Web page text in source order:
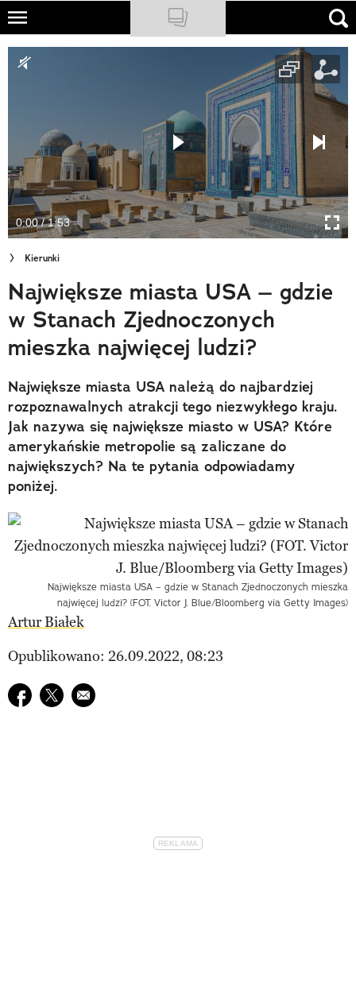
Skip
main
NATIONAL GEOGRAPHIC
Sklep
Newsletter
Cuda Polski
Wielki Konkurs Fotograficzny
Trendbook Podróżniczy
Polecane
0:00 / 1:53
Kierunki
Największe miasta USA – gdzie
w Stanach Zjednoczonych
mieszka najwięcej ludzi?
Największe miasta USA należą do najbardziej
rozpoznawalnych atrakcji tego niezwykłego kraju.
Jak nazywa się największe miasto w USA? Które
amerykańskie metropolie są zaliczane do
największych? Na te pytania odpowiadamy
poniżej.
Największe miasta USA – gdzie w Stanach Zjednoczonych mieszka
najwięcej ludzi? (FOT. Victor J. Blue/Bloomberg via Getty Images)
Artur Białek
Opublikowano: 26.09.2022, 08:23
Udostępnij na facebook
Udostępnij na twitter
E-mail do przyjaciela